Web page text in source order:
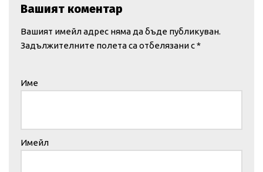
Вашият коментар
Вашият имейл адрес няма да бъде публикуван.
Задължителните полета са отбелязани с*
Име
Имейл